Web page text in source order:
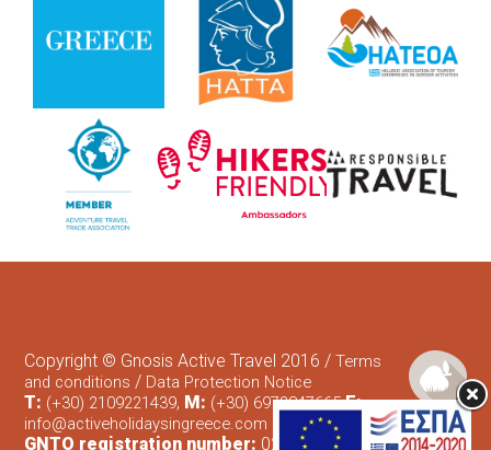
Copyright © Gnosis Active Travel 2016 /Terms
and conditions / Data Protection Notice
T: (+30) 2109221439, M: (+30) 6972847665 E:
info@activeholidaysingreece.com
GNTO registration number: 0206Ε60000750301 /